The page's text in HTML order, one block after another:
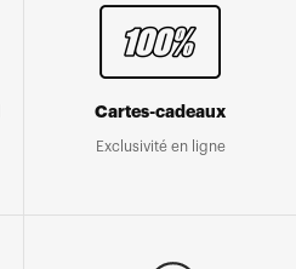
Cartes-cadeaux
Exclusivité en ligne